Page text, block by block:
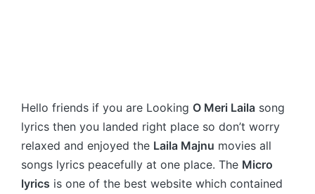
Hello friends if you are Looking O Meri Laila song
lyrics then you landed right place so don’t worry
relaxed and enjoyed the Laila Majnu movies all
songs lyrics peacefully at one place. The Micro
lyrics is one of the best website which contained